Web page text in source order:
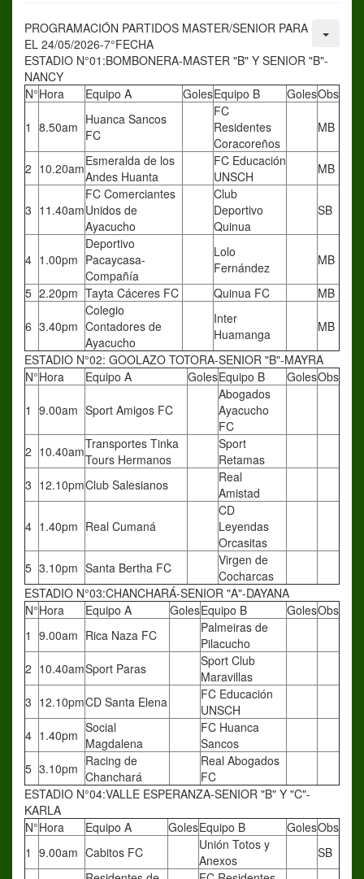
PROGRAMACIÓN PARTIDOS MASTER/SENIOR PARA
EL 24/05/2026-7°FECHA
ESTADIO N°01:BOMBONERA-MASTER "B" Y SENIOR "B"-
NANCY
N°Hora Equipo A GolesEquipo B GolesObs
1 8.50am Huanca Sancos
FC
FC
Residentes
Coracoreños
MB
2 10.20amEsmeralda de los
Andes Huanta
FC Educación
UNSCH
MB
3 11.40am
FC Comerciantes
Unidos de
Ayacucho
Club
Deportivo
Quinua
SB
4 1.00pm
Deportivo
Pacaycasa-
Compañía
Lolo
Fernández
MB
5 2.20pm Tayta Cáceres FC Quinua FC MB
6 3.40pm
Colegio
Contadores de
Ayacucho
Inter
Huamanga
MB
ESTADIO N°02: GOOLAZO TOTORA-SENIOR "B"-MAYRA
N°Hora Equipo A GolesEquipo B GolesObs
1 9.00am Sport Amigos FC
Abogados
Ayacucho
FC
2 10.40amTransportes Tinka
Tours Hermanos
Sport
Retamas
3 12.10pmClub Salesianos
Real
Amistad
4 1.40pm Real Cumaná
CD
Leyendas
Orcasitas
5 3.10pm Santa Bertha FC
Virgen de
Cocharcas
ESTADIO N°03:CHANCHARÁ-SENIOR "A"-DAYANA
N°Hora Equipo A GolesEquipo B GolesObs
1 9.00am Rica Naza FC
Palmeiras de
Pilacucho
2 10.40amSport Paras
Sport Club
Maravillas
3 12.10pmCD Santa Elena
FC Educación
UNSCH
4 1.40pm Social
Magdalena
FC Huanca
Sancos
5 3.10pm Racing de
Chanchará
Real Abogados
FC
ESTADIO N°04:VALLE ESPERANZA-SENIOR "B" Y "C"-
KARLA
N°Hora Equipo A GolesEquipo B GolesObs
1 9.00am Cabitos FC
Unión Totos y
Anexos
SB